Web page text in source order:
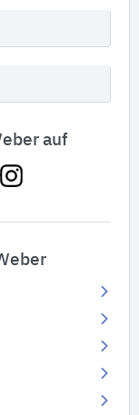
auf